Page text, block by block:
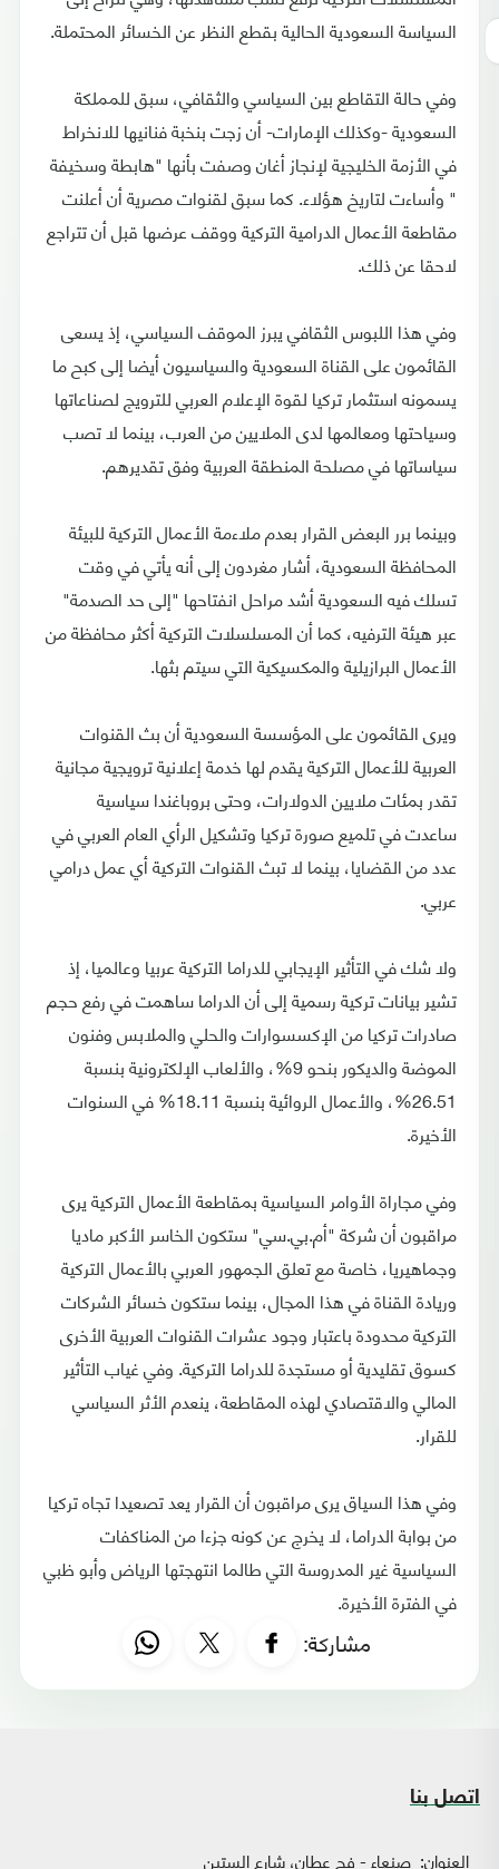
السياسة السعودية الحالية بقطع النظر عن الخسائر المحتملة.
وفي حالة التقاطع بين السياسي والثقافي، سبق للمملكة
السعودية -وكذلك الإمارات- أن زجت بنخبة فنانيها للانخراط
في الأزمة الخليجية لإنجاز أغان وصفت بأنها "هابطة وسخيفة
" وأساءت لتاريخ هؤلاء. كما سبق لقنوات مصرية أن أعلنت
مقاطعة الأعمال الدرامية التركية ووقف عرضها قبل أن تتراجع
لاحقا عن ذلك.
وفي هذا اللبوس الثقافي يبرز الموقف السياسي، إذ يسعى
القائمون على القناة السعودية والسياسيون أيضا إلى كبح ما
يسمونه استثمار تركيا لقوة الإعلام العربي للترويج لصناعاتها
وسياحتها ومعالمها لدى الملايين من العرب، بينما لا تصب
سياساتها في مصلحة المنطقة العربية وفق تقديرهم.
وبينما برر البعض القرار بعدم ملاءمة الأعمال التركية للبيئة
المحافظة السعودية، أشار مغردون إلى أنه يأتي في وقت
تسلك فيه السعودية أشد مراحل انفتاحها "إلى حد الصدمة"
عبر هيئة الترفيه، كما أن المسلسلات التركية أكثر محافظة من
الأعمال البرازيلية والمكسيكية التي سيتم بثها.
ويرى القائمون على المؤسسة السعودية أن بث القنوات
العربية للأعمال التركية يقدم لها خدمة إعلانية ترويجية مجانية
تقدر بمئات ملايين الدولارات، وحتى بروباغندا سياسية
ساعدت في تلميع صورة تركيا وتشكيل الرأي العام العربي في
عدد من القضايا، بينما لا تبث القنوات التركية أي عمل درامي
عربي.
ولا شك في التأثير الإيجابي للدراما التركية عربيا وعالميا، إذ
تشير بيانات تركية رسمية إلى أن الدراما ساهمت في رفع حجم
صادرات تركيا من الإكسسوارات والحلي والملابس وفنون
الموضة والديكور بنحو 9%، والألعاب الإلكترونية بنسبة
26.51%، والأعمال الروائية بنسبة 18.11% في السنوات
الأخيرة.
وفي مجاراة الأوامر السياسية بمقاطعة الأعمال التركية يرى
مراقبون أن شركة "أم.بي.سي" ستكون الخاسر الأكبر ماديا
وجماهيريا، خاصة مع تعلق الجمهور العربي بالأعمال التركية
وريادة القناة في هذا المجال، بينما ستكون خسائر الشركات
التركية محدودة باعتبار وجود عشرات القنوات العربية الأخرى
كسوق تقليدية أو مستجدة للدراما التركية. وفي غياب التأثير
المالي والاقتصادي لهذه المقاطعة، ينعدم الأثر السياسي
للقرار.
وفي هذا السياق يرى مراقبون أن القرار يعد تصعيدا تجاه تركيا
من بوابة الدراما، لا يخرج عن كونه جزءا من المناكفات
السياسية غير المدروسة التي طالما انتهجتها الرياض وأبو ظبي
في الفترة الأخيرة.
مشاركة:
اتصل بنا
العنوان: صنعاء - فج عطان، شارع الستين